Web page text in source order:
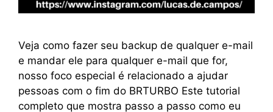
Veja como fazer seu backup de qualquer e-mail
e mandar ele para qualquer e-mail que for,
nosso foco especial é relacionado a ajudar
pessoas com o fim do BRTURBO Este tutorial
completo que mostra passo a passo como eu